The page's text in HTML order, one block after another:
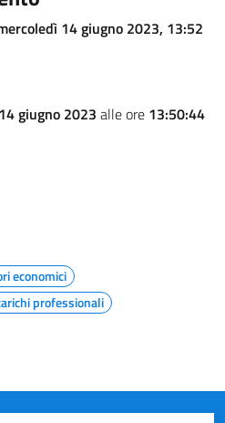
14 giugno 2023, 13:52
giugno 2023 alle ore 13:50:44
economici
professionali